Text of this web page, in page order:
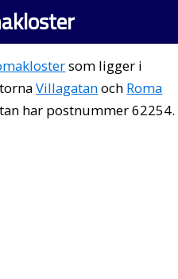
som ligger i
Villagatanoch Roma
har postnummer 62254.